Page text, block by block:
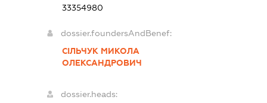
33354980
dossier.foundersAndBenef:
СІЛЬЧУК МИКОЛА
ОЛЕКСАНДРОВИЧ
dossier.heads: